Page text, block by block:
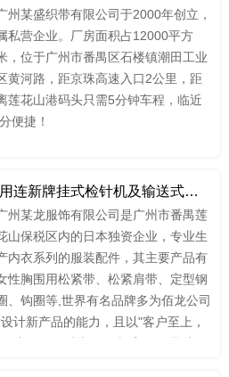
州某盛织带有限公司于2000年创立，
私营企业。厂房面积占12000平方
，位于广州市番禺区石楼镇潮田工业
黄河路，距京珠高速入口2公里，距
莲花山港码头只需5分钟车程，临近
便捷！
连新牌挂式检针机及输送式检针机
州某龙服饰有限公司是广州市番禺莲
山保税区内的日本独资企业，专业生
内衣系列的服装配件，其主要产品有
性胸围用松紧带、松紧肩带、定型钢
、钩圈等,世界有名品牌多为佰龙公司
计新产品的能力，且以"客户至上，